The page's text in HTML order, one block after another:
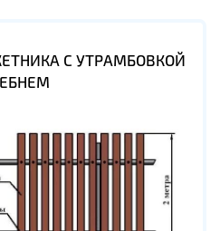
С УТРАМБОВКОЙ